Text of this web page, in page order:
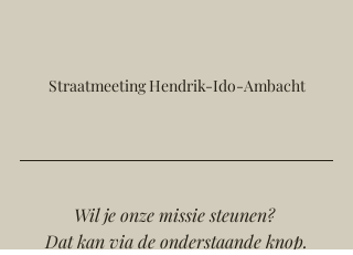
Straatmeeting Hendrik-Ido-Ambacht
Wil je onze missie steunen?
Dat kan via de onderstaande knop.